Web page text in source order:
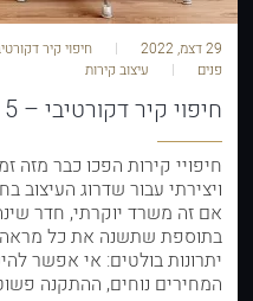
29 דצמ, 2022 חיפוי קיר
פנים
עיצוב קירות
חיפוי קיר דקורטיבי – 5 עיצובים מומלצים
חיפויי קירות הפכו כבר מזה
ויצירתי עבור שדרוג העיצוב
אם זה משרד יוקרתי, חדר
בתוספת שתשנה את כל מראה
יתרונות בולטים: אי אפשר
המחירים נוחים, ההתקנה